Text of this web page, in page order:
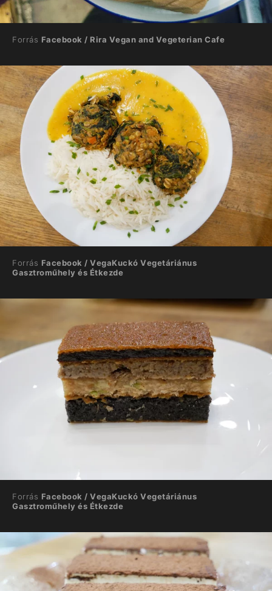
Forrás Facebook / Rira Vegan and Vegeterian Cafe
Forrás Facebook / VegaKuckó Vegetáriánus
Gasztroműhely és Étkezde
Forrás Facebook / VegaKuckó Vegetáriánus
Gasztroműhely és Étkezde